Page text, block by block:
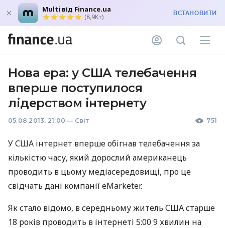
Multi від Finance.ua
(8,9K+) ВСТАНОВИТИ
Нова ера: у США телебачення
вперше поступилося
лідерством інтернету
05.08.2013, 21:00 — Світ 751
УСША інтернет вперше обігнав телебачення за
кількістю часу, який дорослий американець
проводить в цьому медіасередовищі, про це
свідчать дані компанії eMarketer.
Як стало відомо, в середньому житель СШАстарше
18 років проводить в інтернеті 5:00 9 хвилин на